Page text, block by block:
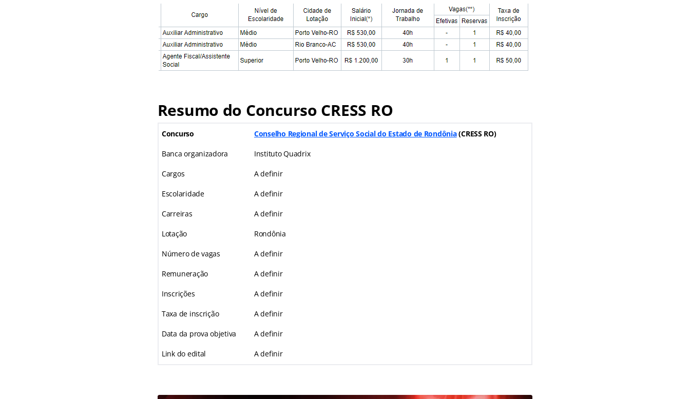
Resumo do Concurso CRESS RO
Concurso Conselho Regional de Serviço Social do Estado de Rondônia(CRESS RO)
Banca organizadora Instituto Quadrix
Cargos A definir
Escolaridade A definir
Carreiras A definir
Lotação Rondônia
Número de vagas A definir
Remuneração A definir
Inscrições A definir
Taxa de inscrição A definir
Data da prova objetiva A definir
Link do edital A definir